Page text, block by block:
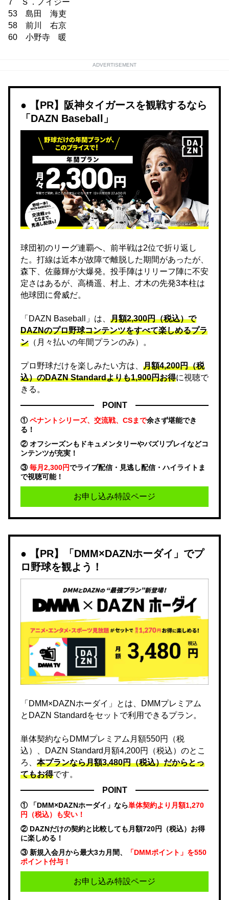
7 Ｓ．ノイジー
53 島田 海吏
58 前川 右京
60 小野寺 暖
ADVERTISEMENT
【PR】阪神タイガースを観戦するなら
「DAZN Baseball」
球団初のリーグ連覇へ、前半戦は2位で折り返し
た。打線は近本が故障で離脱した期間があったが、
森下、佐藤輝が大爆発。投手陣はリリーフ陣に不安
定さはあるが、高橋遥、村上、才木の先発3本柱は
他球団に脅威だ。
「DAZN Baseball」は、 月額2,300円（税込）で
DAZNのプロ野球コンテンツをすべて楽しめるプラ
ン （月々払いの年間プランのみ）。
プロ野球だけを楽しみたい方は、 月額4,200円（税
込）のDAZN Standard​よりも1,900円お得に視聴で
きる。
POINT
①ペナントシリーズ、交流戦、CSまで余さず堪能でき
る！
② オフシーズンもドキュメンタリーやバズリプレイなどコ
ンテンツが充実！
③毎月2,300円でライブ配信・見逃し配信・ハイライトま
で視聴可能！
お申し込み特設ページ
【PR】「DMM×DAZNホーダイ」でプ
ロ野球を観よう！
「DMM×DAZNホーダイ」とは、DMMプレミアム
とDAZN Standardをセットで利用できるプラン。
単体契約ならDMMプレミアム月額550円（税
込）、DAZN Standard月額4,200円（税込）のとこ
ろ、 本プランなら月額3,480円（税込）だからとっ
てもお得です。
POINT
① 「DMM×DAZNホーダイ」なら単体契約より月額1,270
円（税込）も安い！
② DAZNだけの契約と比較しても月額720円（税込）お得
に楽しめる！
③ 新規入会月から最大3カ月間、
「DMMポイント」を550
ポイント付与！
お申し込み特設ページ